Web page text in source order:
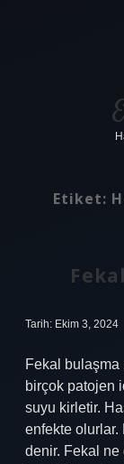
Etiket:
Tarih: Ekim 3, 2024
Fekal bulaşma
birçok patojen
suyu kirletir.
enfekte
denir. Fekal ne